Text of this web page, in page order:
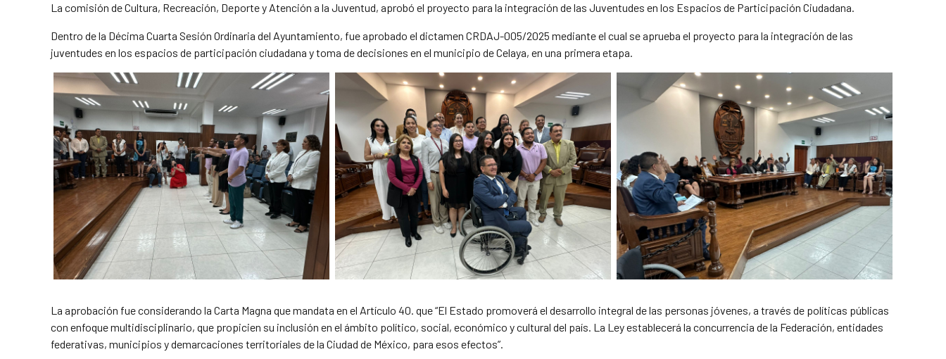
La comisión de Cultura, Recreación, Deporte y Atención a la Juventud, aprobó el proyecto para la integración de las Juventudes en los Espacios de Participación Ciudadana.
Dentro de la Décima Cuarta Sesión Ordinaria del Ayuntamiento, fue aprobado el dictamen CRDAJ-005/2025 mediante el cual se aprueba el proyecto para la integración de las
juventudes en los espacios de participación ciudadana y toma de decisiones en el municipio de Celaya, en una primera etapa.
La aprobación fue considerando la Carta Magna que mandata en el Artículo 40. que “El Estado promoverá el desarrollo integral de las personas jóvenes, a través de políticas públicas
con enfoque multidisciplinario, que propicien su inclusión en el ámbito político, social, económico y cultural del país. La Ley establecerá la concurrencia de la Federación, entidades
federativas, municipios y demarcaciones territoriales de la Ciudad de México, para esos efectos”.